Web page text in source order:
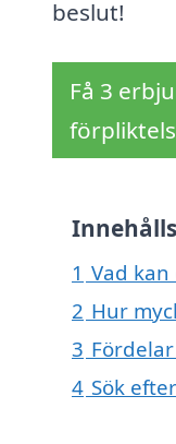
beslut!
Få 3
1 Vad
2 Hur
3
4 Sök